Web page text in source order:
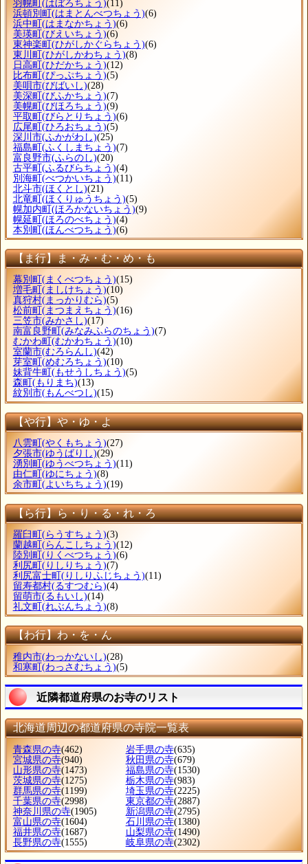
羽幌町(はぼろちょう)(11)
浜頓別町(はまとんべつちょう)(6)
浜中町(はまなかちょう)(6)
美瑛町(びえいちょう)(6)
東神楽町(ひがしかぐらちょう)(6)
東川町(ひがしかわちょう)(8)
日高町(ひだかちょう)(12)
比布町(ぴっぷちょう)(5)
美唄市(びばいし)(28)
美深町(びふかちょう)(7)
美幌町(びほろちょう)(9)
平取町(びらとりちょう)(6)
広尾町(ひろおちょう)(5)
深川市(ふかがわし)(25)
福島町(ふくしまちょう)(7)
富良野市(ふらのし)(20)
古平町(ふるびらちょう)(4)
別海町(べつかいちょう)(11)
北斗市(ほくとし)(21)
北竜町(ほくりゅうちょう)(5)
幌加内町(ほろかないちょう)(9)
幌延町(ほろのべちょう)(4)
本別町(ほんべつちょう)(6)
【ま行】ま・み・む・め・も
幕別町 (まくべつちょう)(15)
増毛町 (ましけちょう)(10)
真狩村(まっかりむら)(5)
松前町 (まつまえちょう)(16)
三笠市(みかさし)(17)
南富良野町 (みなみふらのちょう)(7)
むかわ町 (むかわちょう)(10)
室蘭市(むろらんし)(42)
芽室町 (めむろちょう)(10)
妹背牛町 (もせうしちょう)(5)
森町 (もりまち)(13)
紋別市(もんべつし)(15)
【や行】や・ゆ・よ
八雲町 (やくもちょう)(27)
夕張市(ゆうばりし)(29)
湧別町 (ゆうべつちょう)(11)
由仁町 (ゆにちょう)(8)
余市町 (よいちちょう)(19)
【ら行】ら・り・る・れ・ろ
羅臼町 (らうすちょう)(3)
蘭越町 (らんこしちょう)(12)
陸別町 (りくべつちょう)(6)
利尻町 (りしりちょう)(7)
利尻富士町 (りしりふじちょう)(11)
留寿都村(るすつむら)(4)
留萌市(るもいし)(14)
礼文町 (れぶんちょう)(8)
【わ行】わ・を・ん
稚内市(わっかないし)(28)
和寒町 (わっさむちょう)(5)
近隣都道府県のお寺のリスト
北海道周辺の都道府県の寺院一覧表
青森県の寺(462) 岩手県の寺(635)
宮城県の寺(940) 秋田県の寺(679)
山形県の寺(1473) 福島県の寺(1530)
茨城県の寺(1275) 栃木県の寺(983)
群馬県の寺(1199) 埼玉県の寺(2225)
千葉県の寺(2998) 東京都の寺(2887)
神奈川県の寺(1905) 新潟県の寺(2795)
富山県の寺(1604) 石川県の寺(1380)
福井県の寺(1687) 山梨県の寺(1490)
長野県の寺(1555) 岐阜県の寺(2302)